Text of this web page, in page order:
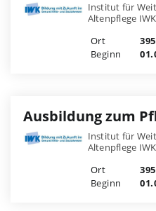
Institut für
Altenpflege IWK
Ort
Beginn
Ausbildung zum
Institut für
Altenpflege IWK
Ort
Beginn